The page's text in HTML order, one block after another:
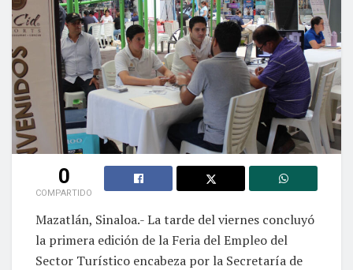
0
COMPARTIDO
Mazatlán, Sinaloa.- La tarde del viernes concluyó
la primera edición de la Feria del Empleo del
Sector Turístico encabeza por la Secretaría de